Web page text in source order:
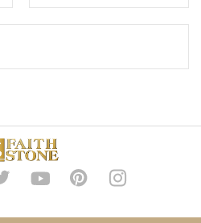
Wand- und Bodenfliesen,
schmücken Ihre
mit Versailles-Muster. Mosaik
MEHR DETAILS